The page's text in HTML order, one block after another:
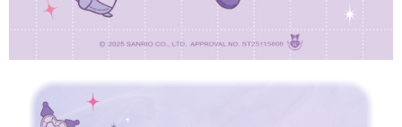
易，需依本服務之必要範圍內提供個人資料，並將交易相關給付款項請求債
權轉讓予恩沛科技股份有限公司。
２．關於個人資料處理事宜，請瀏覽以下網址：
https://aftee.tw/terms/#terms3
「AFTEE先享後付」，若未經同意申辦者引起之損失，本公司不負相關責
任。
４．使用「AFTEE先享後付」時，將依據個別帳號之用戶狀況，依本公司即
每筆NT$60，滿NT$1,500(含以上)免運費
付款後門市自取
免運費
貨到付款